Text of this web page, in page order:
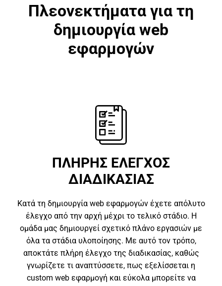
Πλεονεκτήματα για τη
δημιουργία web
εφαρμογών
ΠΛΗΡΗΣ ΕΛΕΓΧΟΣ
ΔΙΑΔΙΚΑΣΙΑΣ
Κατά τη δημιουργία web εφαρμογών έχετε απόλυτο
έλεγχο από την αρχή μέχρι το τελικό στάδιο. Η
ομάδα μας δημιουργεί σχετικό πλάνο εργασιών με
όλα τα στάδια υλοποίησης. Με αυτό τον τρόπο,
αποκτάτε πλήρη έλεγχο της διαδικασίας, καθώς
γνωρίζετε τι αναπτύσσετε, πως εξελίσσεται η
custom web εφαρμογή και εύκολα μπορείτε να